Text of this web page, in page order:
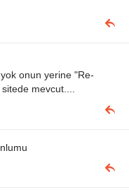
onun yerine "Re-
mevcut....